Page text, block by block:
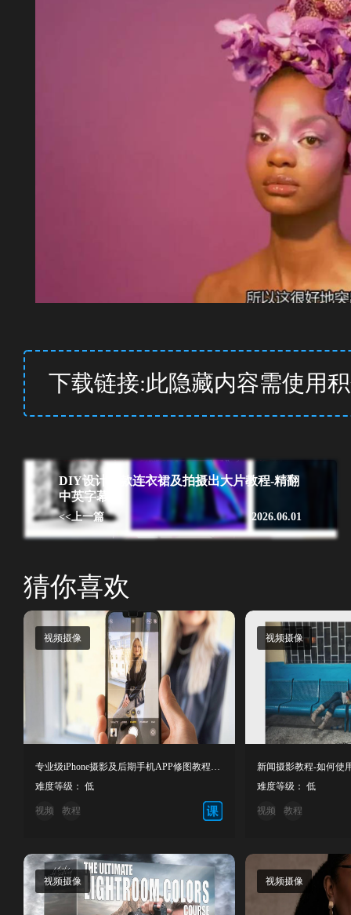
下载链接:此隐藏内容需使用
DIY设计12款连衣裙及拍摄出大片教程-精翻
中英字幕
2026.06.01
<<上一篇
猜你喜欢
视频摄像
难度等级： 低
视频 教程
视频摄像
难度等级： 低
视频 教程
视频摄像 视频摄像